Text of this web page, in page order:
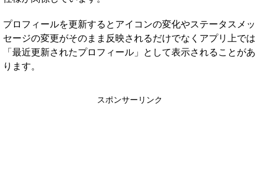
プロフィールを更新するとアイコンの変化やステータスメッ
セージの変更がそのまま反映されるだけでなくアプリ上では
「最近更新されたプロフィール」として表示されることがあ
ります。
スポンサーリンク